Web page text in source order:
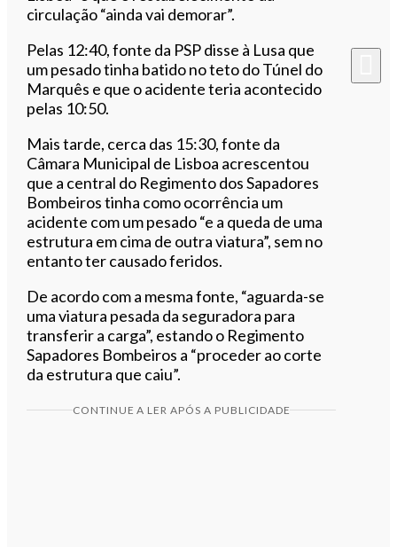
circulação “ainda vai demorar”.
Pelas 12:40, fonte da PSP disse à Lusa que
um pesado tinha batido no teto do Túnel do
Marquês e que o acidente teria acontecido
pelas 10:50.
Mais tarde, cerca das 15:30, fonte da
Câmara Municipal de Lisboa acrescentou
que a central do Regimento dos Sapadores
Bombeiros tinha como ocorrência um
acidente com um pesado “e a queda de uma
estrutura em cima de outra viatura”, sem no
entanto ter causado feridos.
De acordo com a mesma fonte, “aguarda-se
uma viatura pesada da seguradora para
transferir a carga”, estando o Regimento
Sapadores Bombeiros a “proceder ao corte
da estrutura que caiu”.
CONTINUE A LER APÓS A PUBLICIDADE